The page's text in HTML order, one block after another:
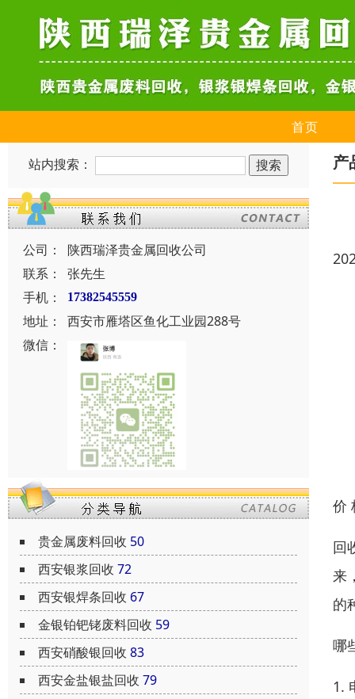
首页
站内搜索：
公司：
陕西瑞泽贵金属回收公司
联系：
张先生
手机：
17382545559
地址：
西安市雁塔区鱼化工业园288号
微信：
贵金属废料回收 50
西安银浆回收 72
西安银焊条回收 67
金银铂钯铑废料回收 59
西安硝酸银回收 83
西安金盐银盐回收 79
产
价
回
来
的
哪
1.